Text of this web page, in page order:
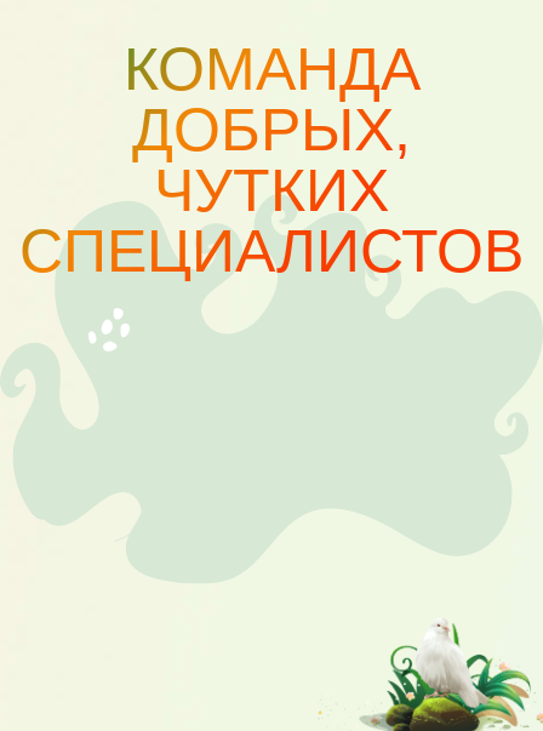
Благодаря большому количеству
различных направлений, ребёнок
может развиваться
разносторонне, в одном месте.
посещать друг за другом.
Родители могут на несколько часов
оставить ребёнка в нашем клубе и
уделить время себе и своим делам.
ГАЛЕРЕЯ